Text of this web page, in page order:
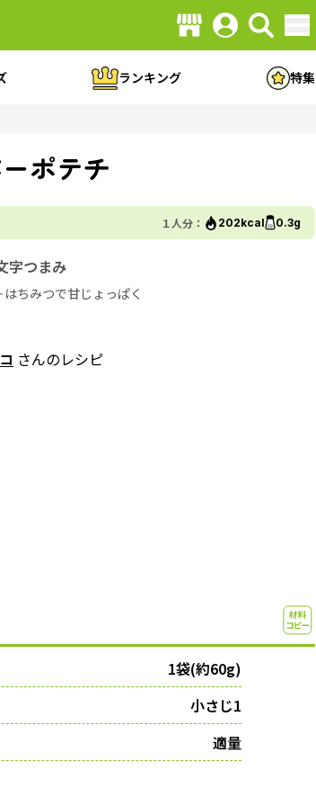
ランキング 特集
ポテチ
１人分： 202kcal 0.3g
字つまみ
ちみつで甘じょっぱく
さんのレシピ
1袋(約60g)
小さじ1
適量